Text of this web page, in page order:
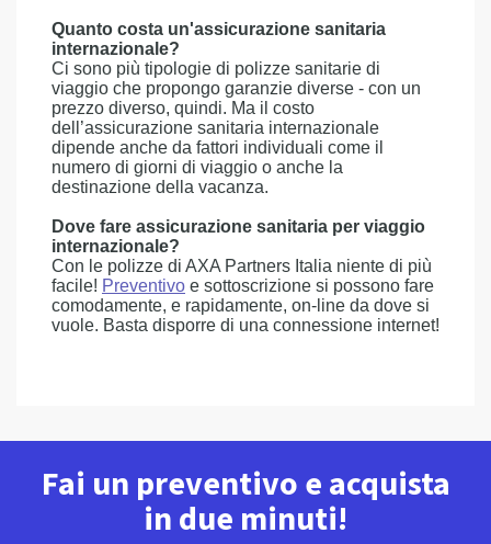
Quanto costa un'assicurazione sanitaria
internazionale?
Ci sono più tipologie di polizze sanitarie di
viaggio che propongo garanzie diverse - con un
prezzo diverso, quindi. Ma il costo
dell’assicurazione sanitaria internazionale
dipende anche da fattori individuali come il
numero di giorni di viaggio o anche la
destinazione della vacanza.
Dove fare assicurazione sanitaria per viaggio
internazionale?
Con le polizze di AXA Partners Italia niente di più
facile! Preventivo e sottoscrizione si possono fare
comodamente, e rapidamente, on-line da dove si
vuole. Basta disporre di una connessione internet!
Fai un preventivo e acquista
in due minuti!